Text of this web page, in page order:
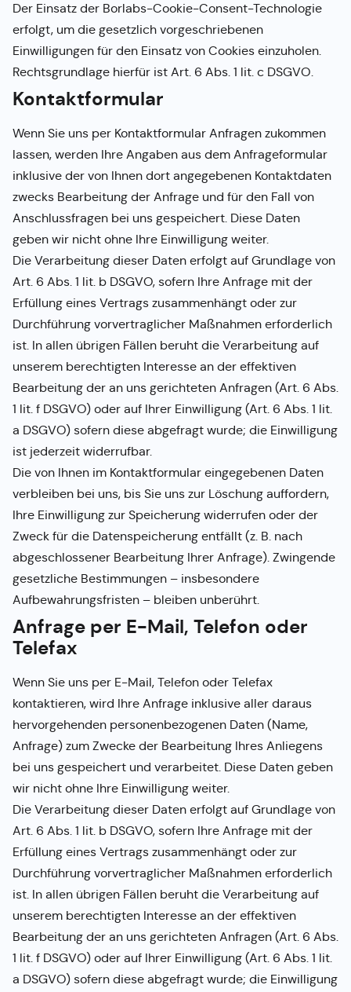
Der Einsatz der Borlabs-Cookie-Consent-Technologie
erfolgt, um die gesetzlich vorgeschriebenen
Einwilligungen für den Einsatz von Cookies einzuholen.
Rechtsgrundlage hierfür ist Art. 6 Abs. 1 lit. c DSGVO.
Kontaktformular
Wenn Sie uns per Kontaktformular Anfragen zukommen
lassen, werden Ihre Angaben aus dem Anfrageformular
inklusive der von Ihnen dort angegebenen Kontaktdaten
zwecks Bearbeitung der Anfrage und für den Fall von
Anschlussfragen bei uns gespeichert. Diese Daten
geben wir nicht ohne Ihre Einwilligung weiter.
Die Verarbeitung dieser Daten erfolgt auf Grundlage von
Art. 6 Abs. 1 lit. b DSGVO, sofern Ihre Anfrage mit der
Erfüllung eines Vertrags zusammenhängt oder zur
Durchführung vorvertraglicher Maßnahmen erforderlich
ist. In allen übrigen Fällen beruht die Verarbeitung auf
unserem berechtigten Interesse an der effektiven
Bearbeitung der an uns gerichteten Anfragen (Art. 6 Abs.
1 lit. f DSGVO) oder auf Ihrer Einwilligung (Art. 6 Abs. 1 lit.
a DSGVO) sofern diese abgefragt wurde; die Einwilligung
ist jederzeit widerrufbar.
Die von Ihnen im Kontaktformular eingegebenen Daten
verbleiben bei uns, bis Sie uns zur Löschung auffordern,
Ihre Einwilligung zur Speicherung widerrufen oder der
Zweck für die Datenspeicherung entfällt (z. B. nach
abgeschlossener Bearbeitung Ihrer Anfrage). Zwingende
gesetzliche Bestimmungen – insbesondere
Aufbewahrungsfristen – bleiben unberührt.
Anfrage per E-Mail, Telefon oder
Telefax
Wenn Sie uns per E-Mail, Telefon oder Telefax
kontaktieren, wird Ihre Anfrage inklusive aller daraus
hervorgehenden personenbezogenen Daten (Name,
Anfrage) zum Zwecke der Bearbeitung Ihres Anliegens
bei uns gespeichert und verarbeitet. Diese Daten geben
wir nicht ohne Ihre Einwilligung weiter.
Die Verarbeitung dieser Daten erfolgt auf Grundlage von
Art. 6 Abs. 1 lit. b DSGVO, sofern Ihre Anfrage mit der
Erfüllung eines Vertrags zusammenhängt oder zur
Durchführung vorvertraglicher Maßnahmen erforderlich
ist. In allen übrigen Fällen beruht die Verarbeitung auf
unserem berechtigten Interesse an der effektiven
Bearbeitung der an uns gerichteten Anfragen (Art. 6 Abs.
1 lit. f DSGVO) oder auf Ihrer Einwilligung (Art. 6 Abs. 1 lit.
a DSGVO) sofern diese abgefragt wurde; die Einwilligung